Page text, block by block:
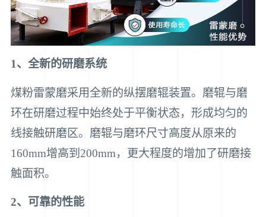
1、全新的研磨系统
煤粉雷蒙磨采用全新的纵摆磨辊装置。磨辊与磨
环在研磨过程中始终处于平衡状态，形成均匀的
线接触研磨区。磨辊与磨环尺寸高度从原来的
160mm增高到200mm，更大程度的增加了研磨接
触面积。
2、可靠的性能